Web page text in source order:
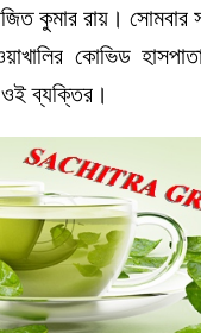
কুমার রায়। সোমবার
কোভিড
ব্যক্তির।